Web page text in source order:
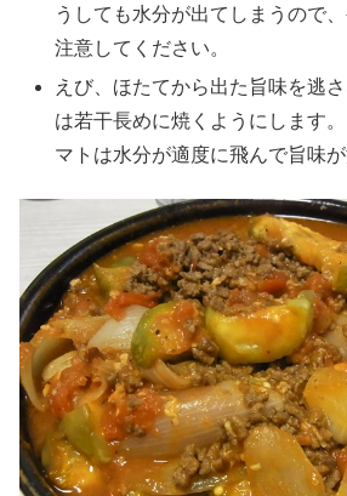
うしても水分が出てしまうので
注意してください。
えび、ほたてから出た旨味を逃
は若干長めに焼くようにします
マトは水分が適度に飛んで旨味が